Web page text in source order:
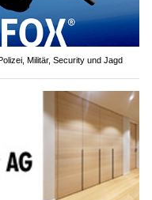
Militär, Security und Jagd